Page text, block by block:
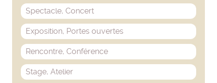
Spectacle, Concert
Exposition, Portes ouvertes
Rencontre, Conférence
Stage, Atelier